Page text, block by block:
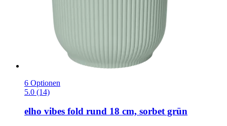
6 Optionen
5.0 (14)
elho vibes fold rund 18 cm, sorbet grün